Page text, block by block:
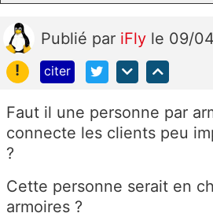
Publié par iFly le 09/
!
citer
Faut il une personne par
connecte les clients peu
?
Cette personne serait en
armoires ?